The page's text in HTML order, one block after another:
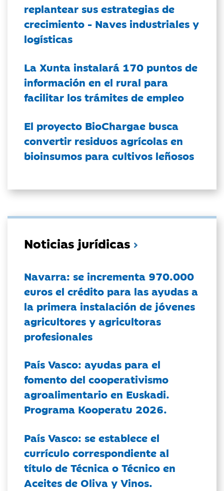
replantear sus estrategias de
crecimiento - Naves industriales y
logísticas
La Xunta instalará 170 puntos de
información en el rural para
facilitar los trámites de empleo
El proyecto BioChargae busca
convertir residuos agrícolas en
bioinsumos para cultivos leñosos
Noticias jurídicas
Navarra: se incrementa 970.000
euros el crédito para las ayudas a
la primera instalación de jóvenes
agricultores y agricultoras
profesionales
País Vasco: ayudas para el
fomento del cooperativismo
agroalimentario en Euskadi.
Programa Kooperatu 2026.
País Vasco: se establece el
currículo correspondiente al
título de Técnica o Técnico en
Aceites de Oliva y Vinos.